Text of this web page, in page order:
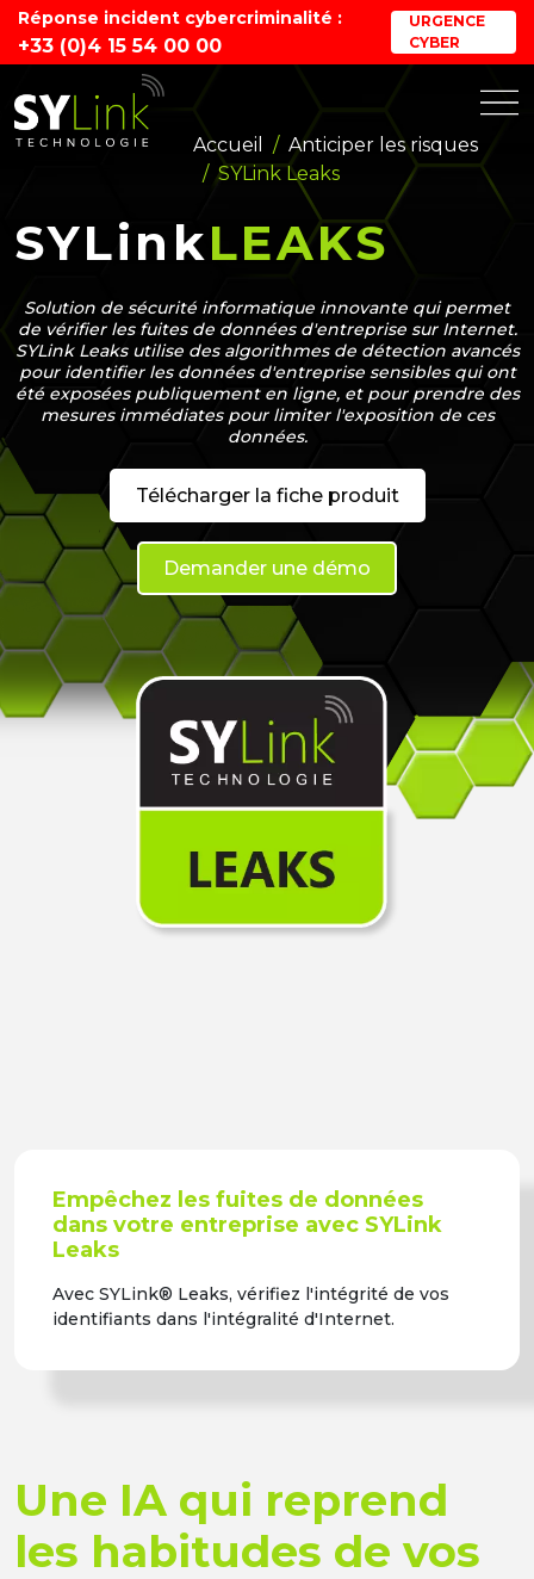
Réponse incident cybercriminalité :
+33 (0)4 15 54 00 00
URGENCE
CYBER
Accueil
Anticiper les risques
SYLink Leaks
SYLinkLEAKS
Solution de sécurité informatique innovante qui permet
de vérifier les fuites de données d'entreprise sur Internet.
SYLink Leaks utilise des algorithmes de détection avancés
pour identifier les données d'entreprise sensibles qui ont
été exposées publiquement en ligne, et pour prendre des
mesures immédiates pour limiter l'exposition de ces
données.
Télécharger la fiche produit
Demander une démo
Empêchez les fuites de données
dans votre entreprise avec SYLink
Leaks
Avec SYLink® Leaks, vérifiez l'intégrité de vos
identifiants dans l'intégralité d'Internet.
Une IA qui reprend
les habitudes de vos